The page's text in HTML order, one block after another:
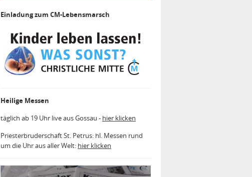
Einladung zum CM-Lebensmarsch
Heilige Messen
täglich ab 19 Uhr live aus Gossau - hier klicken
Priesterbruderschaft St. Petrus: hl. Messen rund
um die Uhr aus aller Welt: hier klicken